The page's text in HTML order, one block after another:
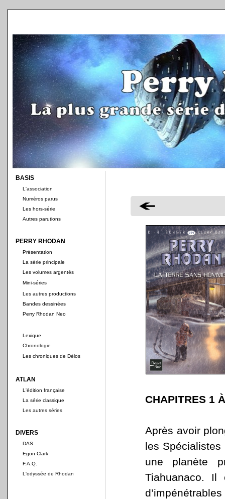
BASIS
L'association
Numéros parus
Les hors-série
Autres parutions
PERRY RHODAN
Présentation
La série principale
Les volumes argentés
Mini-séries
Les autres productions
Bandes dessinées
Perry Rhodan Neo
Lexique
Chronologie
Les chroniques de Délos
ATLAN
L'édition française
La série classique
Les autres séries
DIVERS
DAS
Egon Clark
F.A.Q.
L'odyssée de Rhodan
CHAPITRES 1
Après avoir
les
une planète
Tiahuanaco.